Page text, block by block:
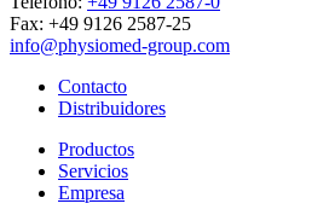
Fax: +49 9126 2587-25
info@physiomed-group.com
Contacto
Distribuidores
Productos
Servicios
Empresa